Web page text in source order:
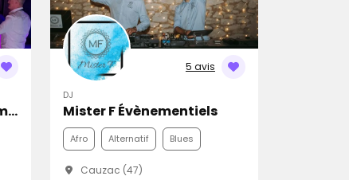
Disco Mobile Pascal Animation
5 avis
DJ
Mister F Évènementiels
Afro Alternatif Blues
Cauzac (47)